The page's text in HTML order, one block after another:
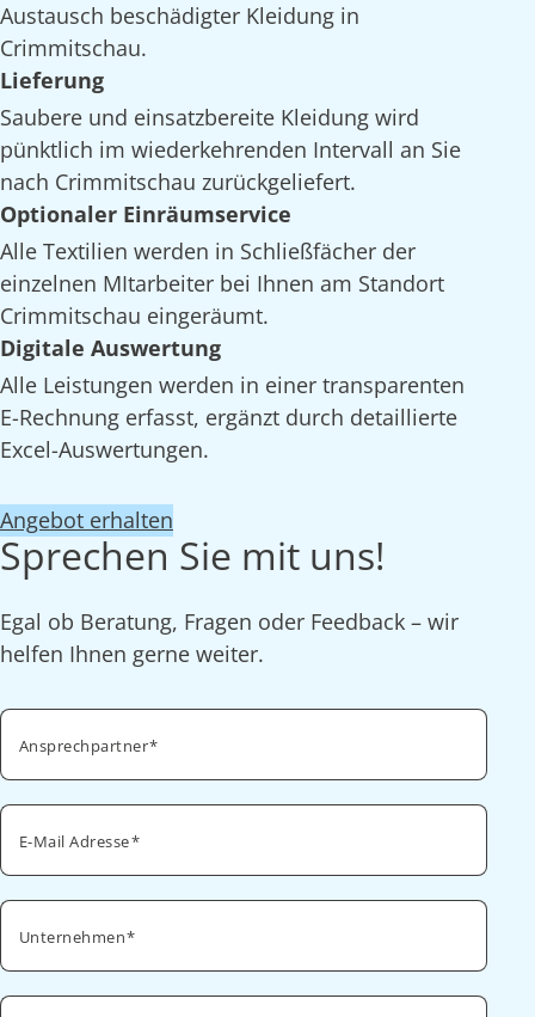
Austausch beschädigter Kleidung in
Crimmitschau.
Lieferung
Saubere und einsatzbereite Kleidung wird
pünktlich im wiederkehrenden Intervall an Sie
nach Crimmitschau zurückgeliefert.
Optionaler Einräumservice
Alle Textilien werden in Schließfächer der
einzelnen MItarbeiter bei Ihnen am Standort
Crimmitschau eingeräumt.
Digitale Auswertung
Alle Leistungen werden in einer transparenten
E-Rechnung erfasst, ergänzt durch detaillierte
Excel-Auswertungen.
Angebot erhalten
Sprechen Sie mit uns!
Egal ob Beratung, Fragen oder Feedback – wir
helfen Ihnen gerne weiter.
Ansprechpartner
E-Mail Adresse
Unternehmen